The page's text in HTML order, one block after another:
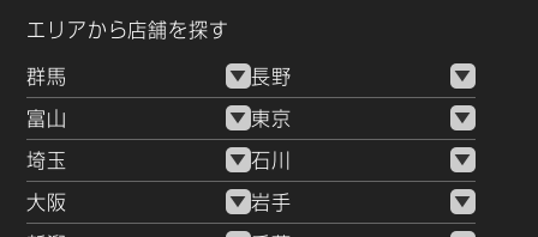
エリアから店舗を探す
群馬 長野
富山 東京
埼玉 石川
大阪 岩手